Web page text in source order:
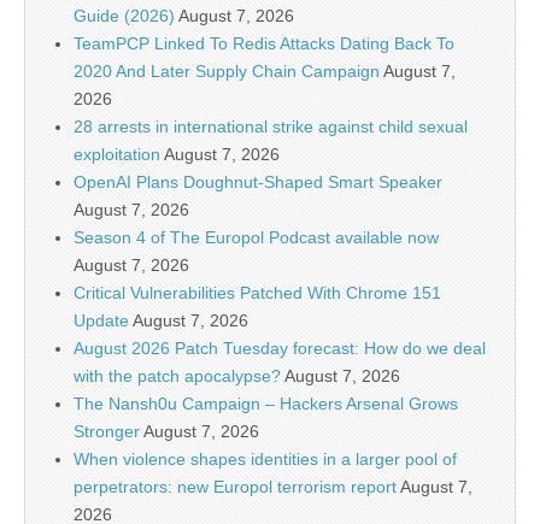
Guide (2026) August 7, 2026
TeamPCP Linked To Redis Attacks Dating Back To
2020 And Later Supply Chain Campaign August 7,
2026
28 arrests in international strike against child sexual
exploitation August 7, 2026
OpenAI Plans Doughnut-Shaped Smart Speaker
August 7, 2026
Season 4 of The Europol Podcast available now
August 7, 2026
Critical Vulnerabilities Patched With Chrome 151
UpdateAugust 7, 2026
August 2026 Patch Tuesday forecast: How do we deal
with the patch apocalypse?August 7, 2026
The Nansh0u Campaign – Hackers Arsenal Grows
StrongerAugust 7, 2026
When violence shapes identities in a larger pool of
perpetrators: new Europol terrorism reportAugust 7,
2026